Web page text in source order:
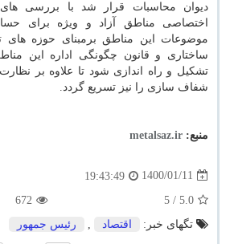
دیوان محاسبات قرار شد با بررسی
اختصاصی مناطق آزاد و ویژه برای
موضوعات این مناطق برمبنای حوزه
ساختاری و قانون چگونگی اداره این
تشکیل و راه اندازی شود تا علاوه بر
شفاف سازی را نیز تسریع گردد.
منبع: metalsaz.ir
1400/01/11
19:43:49
5.0
/ 5
672
تگهای خبر:
اقتصاد , رئیس جمهور